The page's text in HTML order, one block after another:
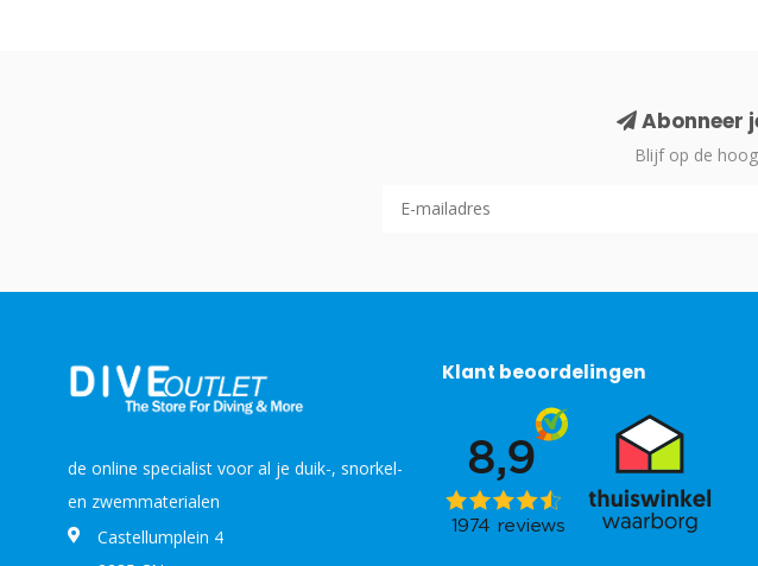
Abonneer
Blijf op de
de online specialist voor al je duik-, snorkel-
en zwemmaterialen
Castellumplein 4
Klant beoordelingen